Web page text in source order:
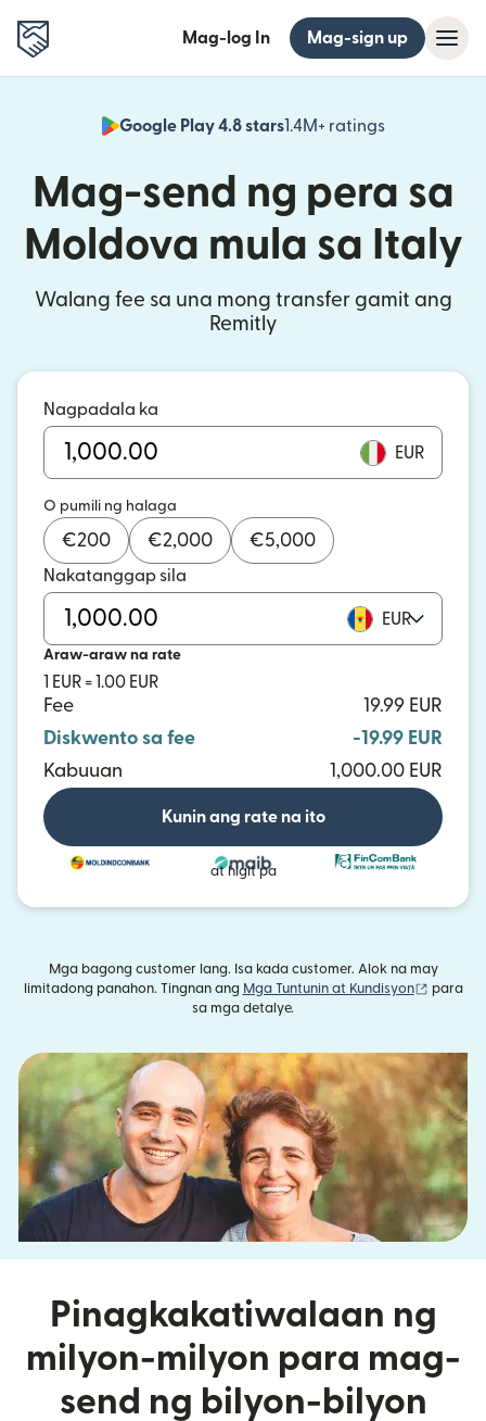
Mag-log In Mag-sign up
Google Play 4.8 stars1.4M+ ratings
(bubukas
Mag-send ng pera sa
Moldova mula sa Italy
Walang fee sa una mong transfer gamit ang
Remitly
Nagpadala ka
EUR
O pumili ng halaga
€200 €2,000 €5,000
Nakatanggap sila
EUR
Araw-araw na rate
1 EUR = 1.00 EUR
Fee
19.99 EUR
Diskwento sa fee
-19.99 EUR
Kabuuan
1,000.00 EUR
Kunin ang rate na ito
at higit pa
Mga bagong customer lang. Isa kada customer. Alok na may
limitadong panahon. Tingnan ang Mga Tuntunin at Kundisyon
para
sa mga detalye.
Pinagkakatiwalaan ng
milyon-milyon para mag-
send ng bilyon-bilyon